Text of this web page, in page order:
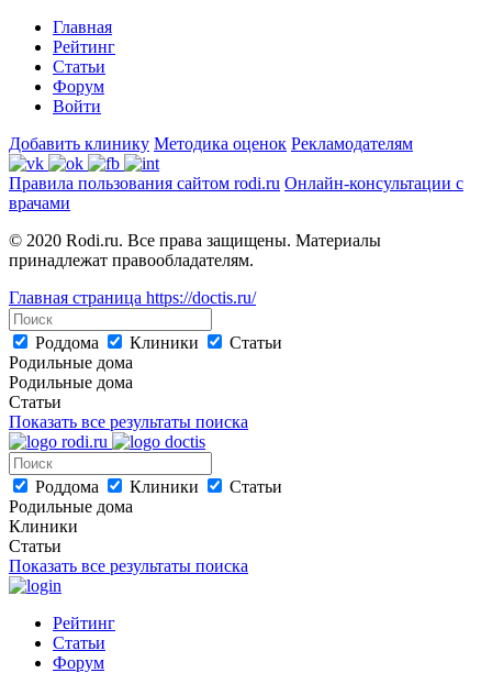
Главная
Рейтинг
Статьи
Форум
Войти
Добавить клинику Методика оценок Рекламодателям
Правила пользования сайтом rodi.ru Онлайн-консультации с
врачами
© 2020 Rodi.ru. Все права защищены. Материалы
принадлежат правообладателям.
Главная страница https://doctis.ru/
Роддома Клиники
Статьи
Родильные дома
Родильные дома
Статьи
Показать все результаты поиска
Роддома Клиники
Статьи
Родильные дома
Клиники
Статьи
Показать все результаты поиска
Рейтинг
Статьи
Форум